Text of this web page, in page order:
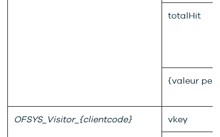
totalHit
{valeur
OFSYS_Visitor_{clientcode} vkey